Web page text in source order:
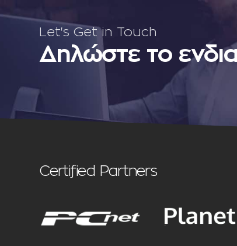
Let's Get in Touch
Δηλώστε το
Certified Partners